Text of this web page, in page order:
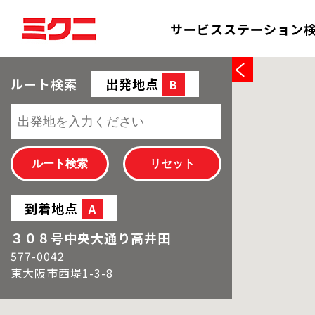
サービスステーション
ルート検索 出発地点 B
到着地点 A
３０８号中央大通り高井田
577-0042
東大阪市西堤1-3-8